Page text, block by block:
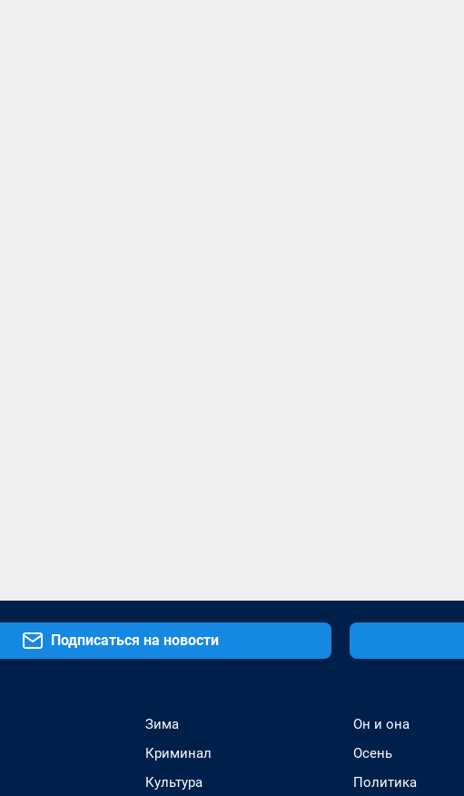
Подписаться на новости
Зима
Криминал
Культура
Он и она
Осень
Политика